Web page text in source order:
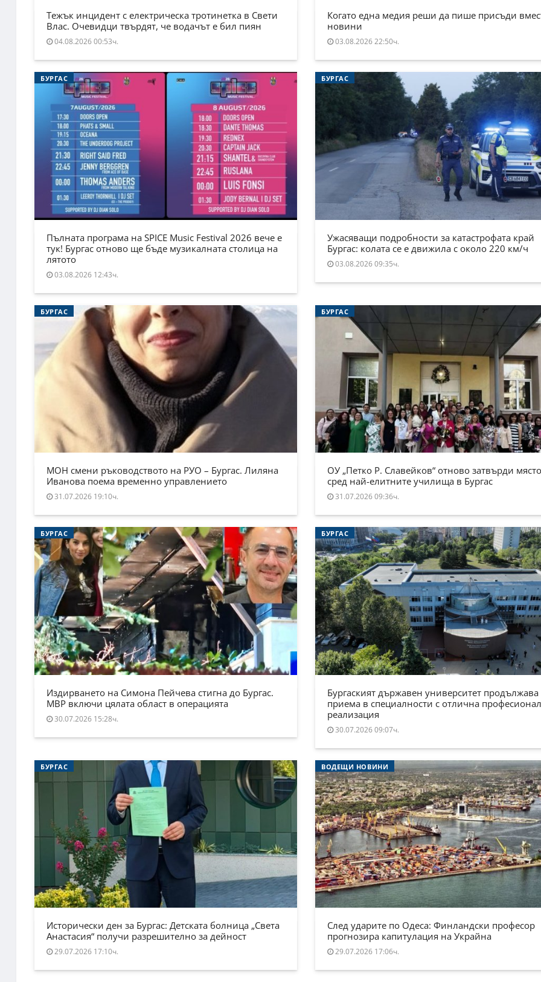
Тежък инцидент с електрическа тротинетка в Свети
Влас. Очевидци твърдят, че водачът е бил пиян
04.08.2026 00:53ч.
Когато една медия реши да пише присъди
новини
03.08.2026 22:50ч.
БУРГАС
Пълната програма на SPICE Music Festival 2026 вече е
тук! Бургас отново ще бъде музикалната столица на
лятото
03.08.2026 12:43ч.
БУРГАС
Ужасяващи подробности за катастрофата край
Бургас: колата се е движила с около 220 км/ч
03.08.2026 09:35ч.
БУРГАС
МОН смени ръководството на РУО – Бургас. Лиляна
Иванова поема временно управлението
31.07.2026 19:10ч.
БУРГАС
ОУ „Петко Р. Славейков“ отново затвърди
сред най-елитните училища в Бургас
31.07.2026 09:36ч.
БУРГАС
Издирването на Симона Пейчева стигна до Бургас.
МВР включи цялата област в операцията
30.07.2026 15:28ч.
БУРГАС
Бургаският държавен университет продължава
приема в специалности с отлична
реализация
30.07.2026 09:07ч.
БУРГАС
Исторически ден за Бургас: Детската болница „Света
Анастасия“ получи разрешително за дейност
29.07.2026 17:10ч.
ВОДЕЩИ НОВИНИ
След ударите по Одеса: Финландски професор
прогнозира капитулация на Украйна
29.07.2026 17:06ч.